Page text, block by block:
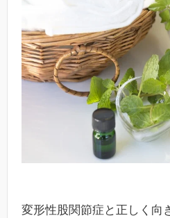
変形性股関節症と正しく向